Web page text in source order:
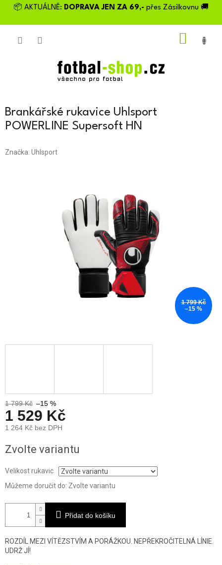
Přejít📦 AKTUÁLNĚ: DOPRAVA JEN ZA 69,- přes Zásilkovnu 🚚
Brankářské rukavice Uhlsport
POWERLINE Supersoft HN
Značka: Uhlsport
1 799 Kč
–15 %
1 799 Kč –15 %
1 529 Kč
1 264 Kč bez DPH
cena:
Zvolte variantu
Velikost rukavic
Můžeme doručit do: Zvolte variantu
Přidat do košíku
ROZDÍL MEZI VÍTĚZSTVÍM A PORÁŽKOU. NEPŘEKROČITELNÁ LÍNIE.
UDRŽ JÍ!